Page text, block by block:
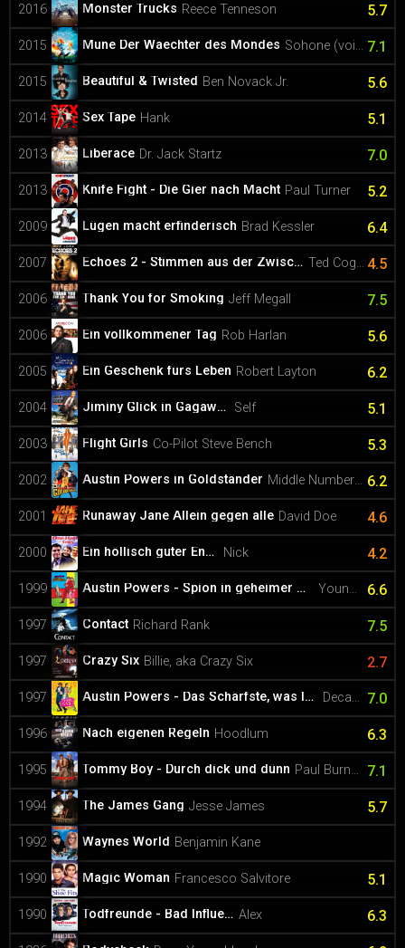
2015 Beautiful & Twisted Ben Novack Jr. 5.6
2013 Knife Fight - Die Gier nach Macht Paul Turner 5.2
1997 Austin Powers - Das Schärfste, was Ihre Majestät zu bieten hat Decapitated Henchman's Friend (uncredited) 7.0
1999 Austin Powers - Spion in geheimer Missionarsstellung Young Number Two 6.6
1996 Nach eigenen Regeln Hoodlum 6.3
1992 Waynes World Benjamin Kane
1994 The James Gang Jesse James 5.7
2006 Ein vollkommener Tag Rob Harlan 5.6
1997 Crazy Six Billie, aka Crazy Six 2.7
1990 Todfreunde - Bad Influence Alex 6.3
2014 Sex Tape Hank 5.1
2003 Flight Girls Co-Pilot Steve Bench 5.3
2006 Thank You for Smoking Jeff Megall 7.5
2000 Ein höllisch guter Engel Nick 4.2
2001 Runaway Jane Allein gegen alle David Doe 4.6
1997 Contact Richard Rank 7.5
2009 Lügen macht erfinderisch Brad Kessler 6.4
1990 Magic Woman Francesco Salvitore 5.1
2007 Echoes 2 - Stimmen aus der Zwischenwelt Ted Cogan 4.5
2005 Ein Geschenk fürs Leben Robert Layton 6.2
2002 Austin Powers in Goldständer Middle Number Two 6.2
1995 Tommy Boy - Durch dick und dünn Paul Burns (uncredited) 7.1
2013 Liberace Dr. Jack Startz 7.0
2004 Jiminy Glick in Gagawood Self 5.1
2016 Monster Trucks Reece Tenneson 5.7
2015 Mune Der Waechter des Mondes Sohone (voice) 7.1